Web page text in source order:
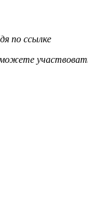
по ссылке